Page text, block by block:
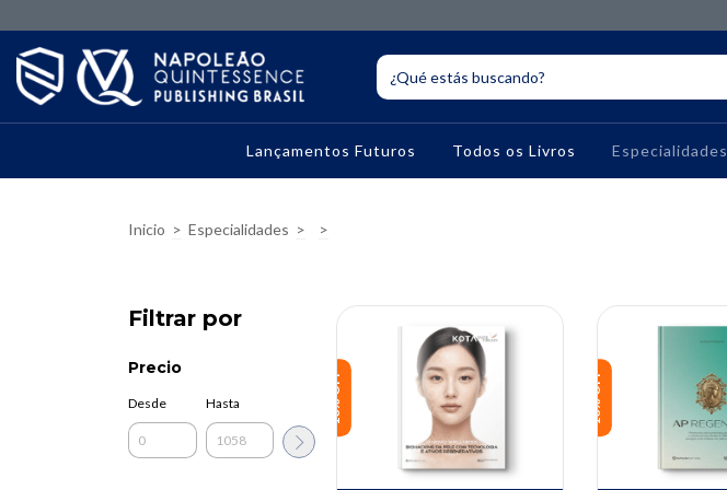
Lançamentos Futuros Todos os Livros Especialidades
Inicio > Especialidades > >
Filtrar por
Precio
Desde Hasta 10% OFF 10% OFF